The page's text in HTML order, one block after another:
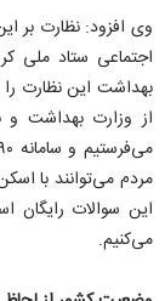
وی افزود: نظارت بر
اجتماعی ستاد ملی
بهداشت این نظارت
از وزارت بهداشت و
مردم می‌‌توانند با
این سوالات
می‌‌کنیم.